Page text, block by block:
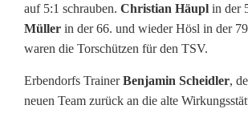
auf 5:1 schrauben. Christian Häupl in der
Müller in der 66. und wieder Hösl in der
waren die Torschützen für den TSV.
Erbendorfs TrainerBenjamin Scheidler,
neuen Team zurück an die alte